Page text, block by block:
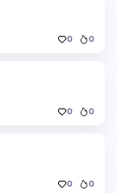
0 0
0 0
0 0